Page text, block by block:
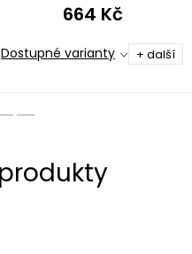
664 Kč
Dostupné varianty + další